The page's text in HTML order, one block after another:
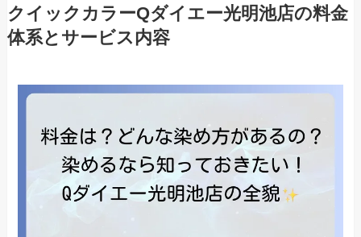
クイックカラーQダイエー光明池店の料金
体系とサービス内容